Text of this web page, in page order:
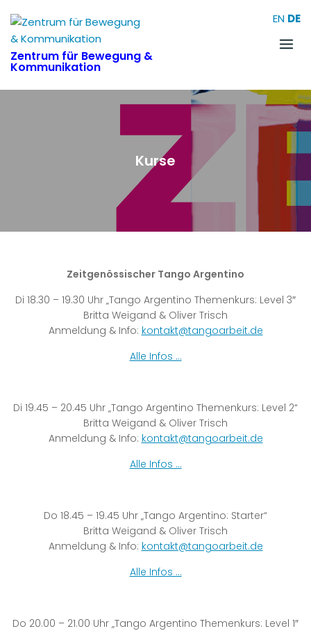
to
content
Zentrum für Bewegung &
Kommunikation
Kurse
Zeitgenössischer Tango Argentino
Di 18.30 – 19.30 Uhr „Tango Argentino Themenkurs: Level 3″
Britta Weigand & Oliver Trisch
Anmeldung & Info: kontakt@tangoarbeit.de
Alle Infos …
Di 19.45 – 20.45 Uhr „Tango Argentino Themenkurs: Level 2“
Britta Weigand & Oliver Trisch
Anmeldung & Info: kontakt@tangoarbeit.de
Alle Infos …
Do 18.45 – 19.45 Uhr „Tango Argentino: Starter“
Britta Weigand & Oliver Trisch
Anmeldung & Info: kontakt@tangoarbeit.de
Alle Infos …
Do 20.00 – 21.00 Uhr „Tango Argentino Themenkurs: Level 1″
EN DE